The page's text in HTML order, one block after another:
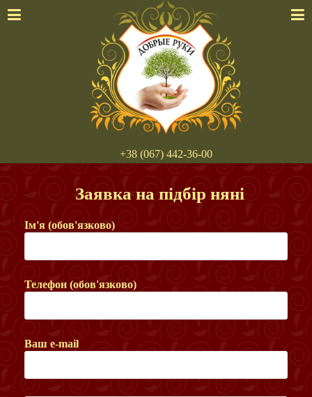
+38 (067) 442-36-00
Заявка на підбір няні
Ім'я (обов'язково)
Телефон (обов'язково)
Ваш e-mail